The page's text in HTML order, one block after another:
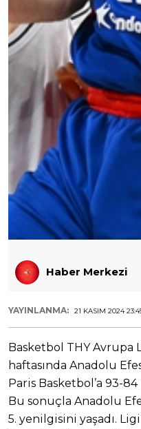
Haber Merkezi
YAYINLANMA: 21 KASIM 2024
Basketbol THY Avrupa
haftasında Anadolu
Paris Basketbol’a 93-
Bu sonuçla Anadolu
5. yenilgisini yaşadı.